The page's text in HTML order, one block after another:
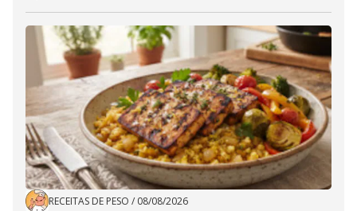
RECEITAS DE PESO / 08/08/2026